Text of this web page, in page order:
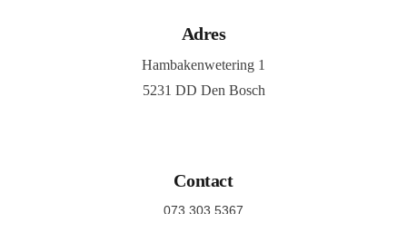
Adres
Hambakenwetering 1
5231 DD Den Bosch
Contact
073 303 5367